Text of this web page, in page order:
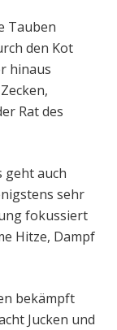
Tauben
den Kot
hinaus
Rat des
geht auch
sehr
fokussiert
Hitze, Dampf
bekämpft
Jucken und